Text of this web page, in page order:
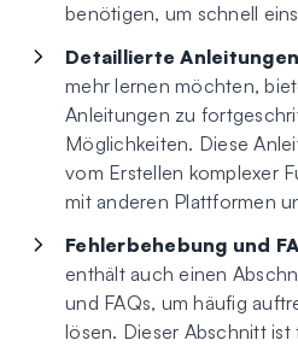
benötigen, um schnell
Detaillierte Anleitungen
mehr lernen möchten,
Anleitungen zu
Möglichkeiten. Diese
vom Erstellen komplexer
mit anderen Plattformen
Fehlerbehebung und
enthält auch einen
und FAQs, um häufig
lösen. Dieser Abschnitt ist